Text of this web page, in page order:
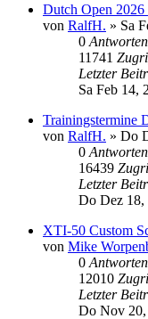
Dutch Open
von RalfH. » Sa
0 Antworten
11741
Letzter
Sa Feb 14,
Trainingstermine
von RalfH. » Do
0 Antworten
16439
Letzter
Do Dez 18,
XTI-50 Custom
von Mike
0 Antworten
12010
Letzter
Do Nov 20,